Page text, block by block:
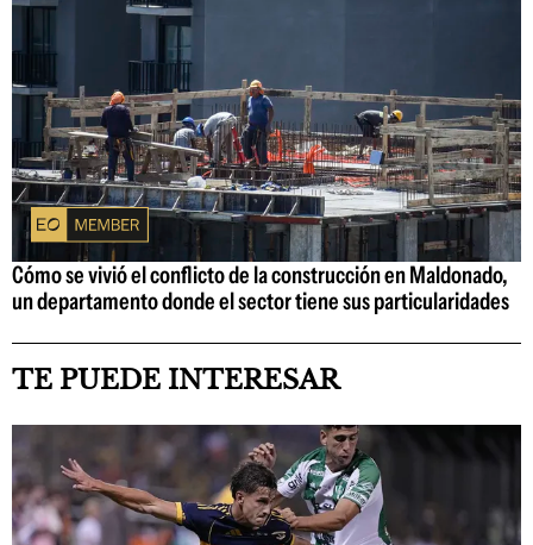
Cómo se vivió el conflicto de la construcción en Maldonado,
un departamento donde el sector tiene sus particularidades
TE PUEDE INTERESAR